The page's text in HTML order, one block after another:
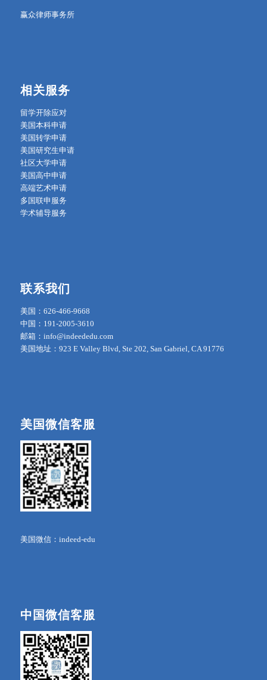
赢众律师事务所
相关服务
留学开除应对
美国本科申请
美国转学申请
美国研究生申请
社区大学申请
美国高中申请
高端艺术申请
多国联申服务
学术辅导服务
联系我们
美国：626-466-9668
中国：191-2005-3610
邮箱：info@indeededu.com
美国地址：923 E Valley Blvd, Ste 202, San Gabriel, CA 91776
美国微信客服
美国微信：indeed-edu
中国微信客服